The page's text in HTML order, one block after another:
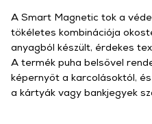
A Smart Magnetic tok a
tökéletes kombinációja
anyagból készült, érdekes
A termék puha belsővel
képernyőt a karcolásoktól,
a kártyák vagy bankjegyek